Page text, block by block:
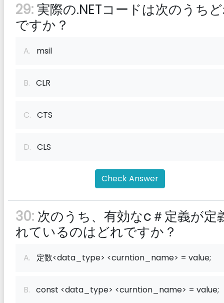
29: 実際の.NETコードは次のうち
ですか？
A. msil
B. CLR
C. CTS
D. CLS
Check Answer
30: 次のうち、有効なc＃定義が定
れているのはどれですか？
A. 定数<data_type> <curntion_name> = value;
B. const <data_type> <curntion_name> = value;